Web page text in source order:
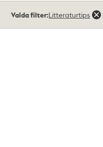
träffar
Valda filter:Litteraturtips